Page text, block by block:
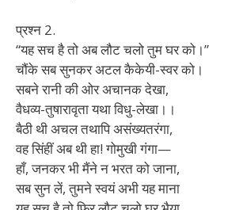
प्रश्न 2.
“यह सच है तो अब लौट चलो तुम घर को।”
चौंके सब सुनकर अटल कैकेयी-स्वर को।
सबने रानी की ओर अचानक देखा,
वैधव्य-तुषारावृता यथा विधु-लेखा।।
बैठी थी अचल तथापि असंख्यतरंगा,
वह सिंहीं अब थी हा! गोमुखी गंगा—
हाँ, जनकर भी मैंने न भरत को जाना,
सब सुन लें, तुमने स्वयं अभी यह माना